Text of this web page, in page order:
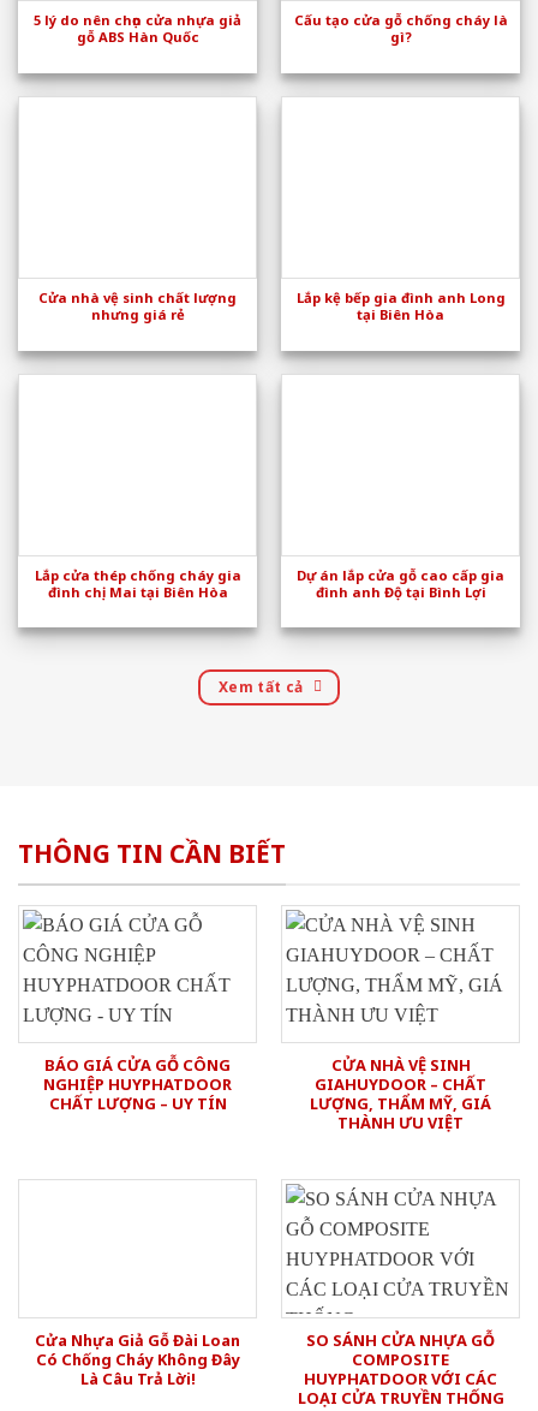
5 lý do nên chọn cửa nhựa giả
gỗ ABS Hàn Quốc
Cấu tạo cửa gỗ chống cháy là
gì?
Cửa nhà vệ sinh chất lượng
nhưng giá rẻ
Lắp kệ bếp gia đình anh Long
tại Biên Hòa
Lắp cửa thép chống cháy gia
đình chị Mai tại Biên Hòa
Dự án lắp cửa gỗ cao cấp gia
đình anh Độ tại Bình Lợi
Xem tất cả
THÔNG TIN CẦN BIẾT
BÁO GIÁ CỬA GỖ CÔNG
NGHIỆP HUYPHATDOOR
CHẤT LƯỢNG – UY TÍN
CỬA NHÀ VỆ SINH
GIAHUYDOOR – CHẤT
LƯỢNG, THẨM MỸ, GIÁ
THÀNH ƯU VIỆT
Cửa Nhựa Giả Gỗ Đài Loan
Có Chống Cháy Không Đây
Là Câu Trả Lời!
SO SÁNH CỬA NHỰA GỖ
COMPOSITE
HUYPHATDOOR VỚI CÁC
LOẠI CỬA TRUYỀN THỐNG